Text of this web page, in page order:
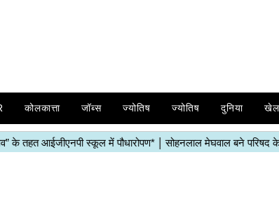
कोलकात्ता जॉब्स ज्योतिष ज्योतिष दुनिया खेल